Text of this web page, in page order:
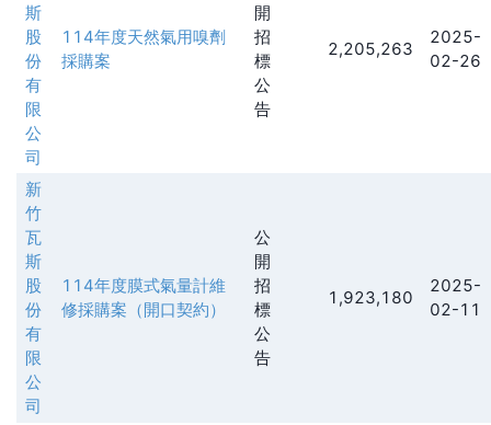
斯
股
份
有
限
公
司
114年度天然氣用嗅劑
採購案
開
招
標
公
告
2,205,263
2025-
02-26
新
竹
瓦
斯
股
份
有
限
公
司
114年度膜式氣量計維
修採購案（開口契約）
公
開
招
標
公
告
1,923,180
2025-
02-11